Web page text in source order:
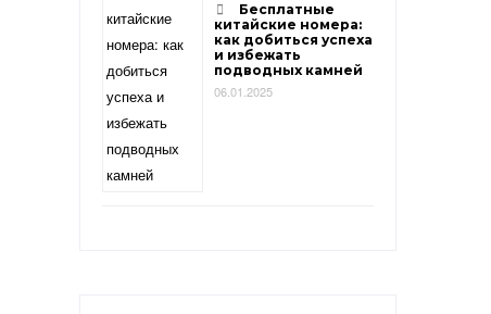
Бесплатные
китайские номера:
как добиться успеха
и избежать
подводных камней
06.01.2025